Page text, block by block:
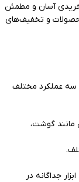
خریدی آسان و مطمئن
و تخفیف‌های
عملکرد مختلف
مانند گوشت،
جداگانه در